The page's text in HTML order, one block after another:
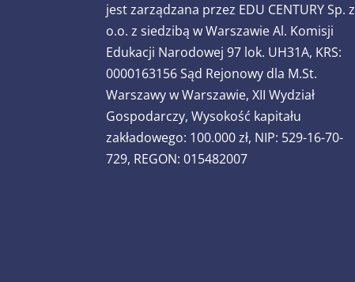
jest zarządzana przez EDU CENTURY Sp. z
o.o. z siedzibą w Warszawie Al. Komisji
Edukacji Narodowej 97 lok. UH31A, KRS:
0000163156 Sąd Rejonowy dla M.St.
Warszawy w Warszawie, XII Wydział
Gospodarczy, Wysokość kapitału
zakładowego: 100.000 zł, NIP: 529-16-70-
729, REGON: 015482007